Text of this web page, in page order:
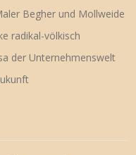
Begher und Mollweide
radikal-völkisch
der Unternehmenswelt